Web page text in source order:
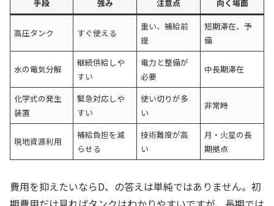
手段 強み 注意点 向く場面
高圧タンク すぐ使える
重い、補給前
提
短期滞在、予
備
水の電気分解
継続供給しや
すい
電力と整備が
必要
中長期滞在
化学式の発生
装置
緊急対応しや
すい
使い切りが多
い
非常時
現地資源利用
補給負担を減
らせる
技術難度が高
い
月・火星の長
期拠点
費用を抑えたいならD、の答えは単純ではありません。初